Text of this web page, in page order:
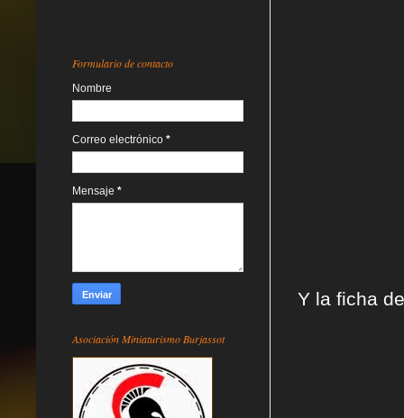
Y la ficha
Formulario de contacto
Nombre
Correo electrónico *
Mensaje *
Asociación Miniaturismo Burjassot